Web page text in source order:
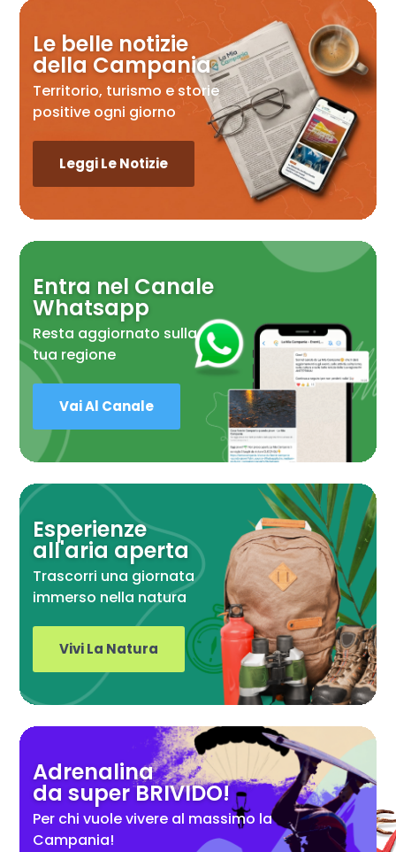
Le belle notizie
della Campania
Territorio, turismo e storie
positive ogni giorno
Leggi Le Notizie
Entra nel Canale
Whatsapp
Resta aggiornato sulla
tua regione
Vai Al Canale
Esperienze
all'aria aperta
Trascorri una giornata
immerso nella natura
Vivi La Natura
Adrenalina
da super BRIVIDO!
Per chi vuole vivere al massimo la
Campania!